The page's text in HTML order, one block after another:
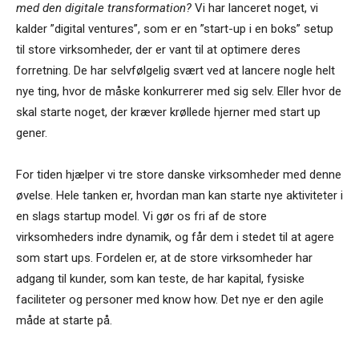
med den digitale transformation? Vi har lanceret noget, vi
kalder ”digital ventures”, som er en ”start-up i en boks” setup
til store virksomheder, der er vant til at optimere deres
forretning. De har selvfølgelig svært ved at lancere nogle helt
nye ting, hvor de måske konkurrerer med sig selv. Eller hvor de
skal starte noget, der kræver krøllede hjerner med start up
gener.
For tiden hjælper vi tre store danske virksomheder med denne
øvelse. Hele tanken er, hvordan man kan starte nye aktiviteter i
en slags startup model. Vi gør os fri af de store
virksomheders indre dynamik, og får dem i stedet til at agere
som start ups. Fordelen er, at de store virksomheder har
adgang til kunder, som kan teste, de har kapital, fysiske
faciliteter og personer med know how. Det nye er den agile
måde at starte på.